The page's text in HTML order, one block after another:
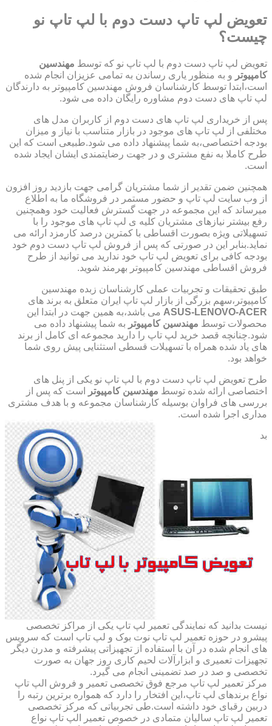
تعویض لپ تاپ دست دوم با لپ تاپ نو
چیست؟
تعویض لپ تاپ دست دوم با لپ تاپ نو که توسط مهندسین
کامپیوتر و به منظور یاری رساندن به تمامی عزیزان انجام شده
است،ابتدا توسط کارشناسان فروش مهندسین کامپیوتر به دارندگان
لپ تاپ های دست دوم مشاوره رایگان داده می شود.
پس از خریداری لپ تاپ های دست دوم از کاربران مدل های
مختلفی از لپ تاپ های موجود در بازار متناسب با نیاز و میزان
بودجه اختصاصی،به شما پیشنهاد داده می شود.طبیعی است که این
طرح کاملا به نفع مشتری و در جهت رضایتمندی ایشان ایجاد شده
است.
همچنین ضمن تقدیر از شما مشتریان گرامی جهت بازدید روز افزون
از وب سایت لپ تاپ و حضور مستمر در فروشگاه ما به اطلاع
میرساند که این مجموعه در جهت گسترش فعالیت خود وهمچنین
رفع بیشتر نیازهای مشتریان کلیه ی لپ تاپ های موجود را با
تسهیلاتی ویژه بصورت اقساطی با کمترین درصد کارمزد ارائه می
نماید.بنابر این در صورتی که پس از فروش لپ تاپ دست دوم خود
بودجه کافی برای تعویض لپ تاپ خود ندارید می توانید از طرح
فروش اقساطی مهندسین کامپیوتر بهرمند شوید.
طبق تحقیقات و تجربیات عملی کارشناسان زبده مهندسین
کامپیوتر،سهم بزرگی از بازار لپ تاپ ایران متعلق به برند های
ASUS-LENOVO-ACER می باشد،به همین جهت در ابتدا این
محصولات توسط مهندسین کامپیوتر به شما پیشنهاد داده می
شود.چنانچه قصد خرید لپ تاپ را دارید مجموعه ای کامل از برند
های یاد شده همراه با تسهیلات قسطی استثنایی پیش روی شما
خواهد بود.
طرح تعویض لپ تاپ دست دوم با لپ تاپ نو یکی از پنل های
اختصاصی ارائه شده توسط مهندسین کامپیوتر
است که پس از
بررسی های فراوان بوسیله کارشناسان مجموعه و با هدف مشتری
مداری اجرا شده است.
بد
نیست بدانید که نمایندگی تعمیر لپ تاپ یکی از مراکز تخصصی
پیشرو در حوزه تعمیر لپ تاپ نوت بوک و لپ تاپ است که سرویس
های انجام شده در آن با استفاده از تجهیزاتی پیشرفته و مدرن دیگر
تجهیزات تعمیری و ابزارآلات لحیم کاری روز جهان به صورت
تخصصی و صد در صد تضمینی انجام می گیرد.
مرکز تعمیر لپ تاپ مرجع فوق تخصصی تعمیر و فروش الپ تاپ
نواع برندهای لپ تاپ،این افتخار را دارد که همواره برترین رتبه را
دربین رقبای خود داشته است.طی تجربیاتی که مرکز تخصصی
تعمیر لپ تاپ سالیان متمادی در خصوص تعمیر الپ تاپ نواع